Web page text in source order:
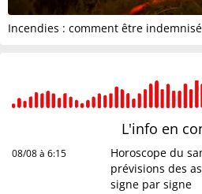
Incendies : comment être
L'info en
08/08 à 6:15
Horoscope du
prévisions des
signe par signe